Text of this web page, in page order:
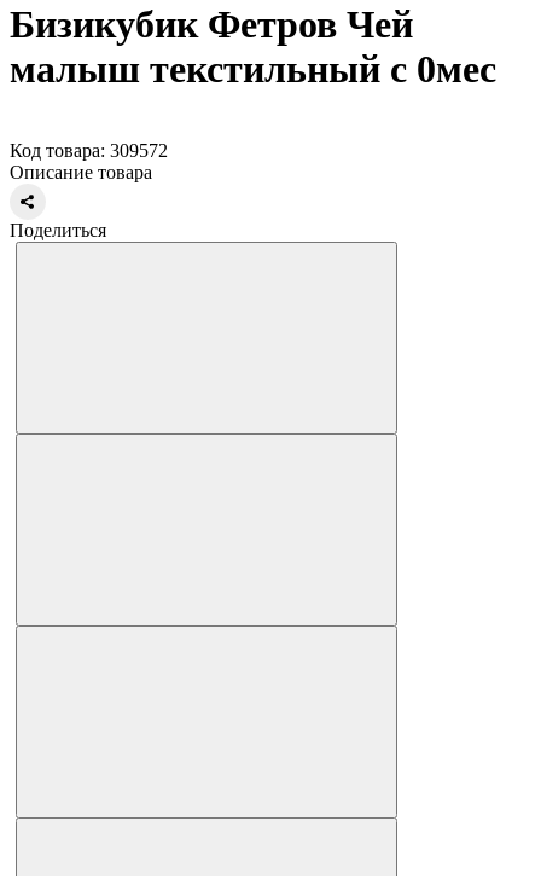
Бизикубик Фетров Чей
малыш текстильный с 0мес
Код товара: 309572
Описание товара
Поделиться